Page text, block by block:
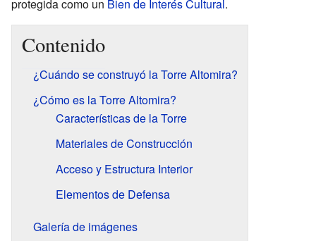
protegida como un Bien de Interés Cultural.
Contenido
¿Cuándo se construyó la Torre Altomira?
¿Cómo es la Torre Altomira?
Características de la Torre
Materiales de Construcción
Acceso y Estructura Interior
Elementos de Defensa
Galería de imágenes